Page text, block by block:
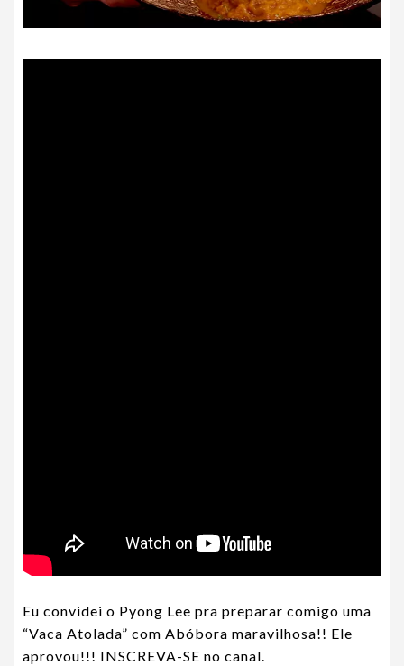
Eu convidei o Pyong Lee pra preparar comigo uma
“Vaca Atolada” com Abóbora maravilhosa!! Ele
aprovou!!! INSCREVA-SE no canal.